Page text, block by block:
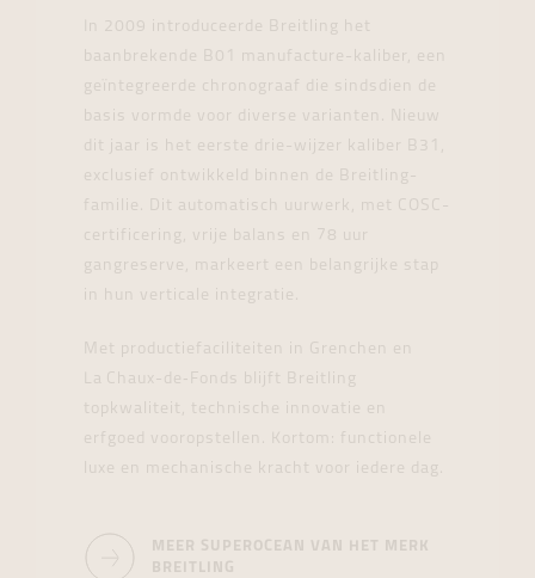
In 2009 introduceerde Breitling het
baanbrekende B01 manufacture-kaliber, een
geïntegreerde chronograaf die sindsdien de
basis vormde voor diverse varianten. Nieuw
dit jaar is het eerste drie-wijzer kaliber B31,
exclusief ontwikkeld binnen de Breitling-
familie. Dit automatisch uurwerk, met COSC-
certificering, vrije balans en 78 uur
gangreserve, markeert een belangrijke stap
in hun verticale integratie.
Met productiefaciliteiten in Grenchen en
La Chaux-de‑Fonds blijft Breitling
topkwaliteit, technische innovatie en
erfgoed vooropstellen. Kortom: functionele
luxe en mechanische kracht voor iedere dag.
MEER SUPEROCEAN VAN HET MERK
BREITLING